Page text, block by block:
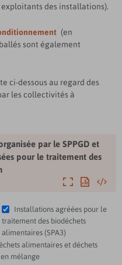
des installations).
(en
sont également
ci-dessous au regard des
les collectivités à
par le SPPGD et
pour le traitement des
AgrandirExporter
Installations agréées pour le
traitement des biodéchets
alimentaires (SPA3)
alimentaires et déchets
mélange